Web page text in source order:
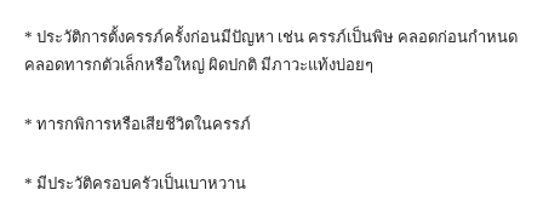
* ประวัติการตั้งครรภ์ครั้งก่อนมีปัญหา เช่น ครรภ์เป็นพิษ คลอดก่อนกำหนด
คลอดทารกตัวเล็กหรือใหญ่ ผิดปกติ มีภาวะแท้งบ่อยๆ
* ทารกพิการหรือเสียชีวิตในครรภ์
* มีประวัติครอบครัวเป็นเบาหวาน